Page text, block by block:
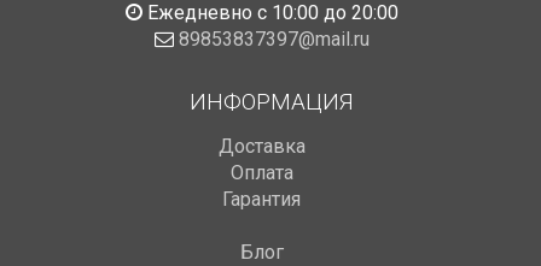
Ежедневно с 10:00 до 20:00
89853837397@mail.ru
ИНФОРМАЦИЯ
Доставка
Оплата
Гарантия
Блог